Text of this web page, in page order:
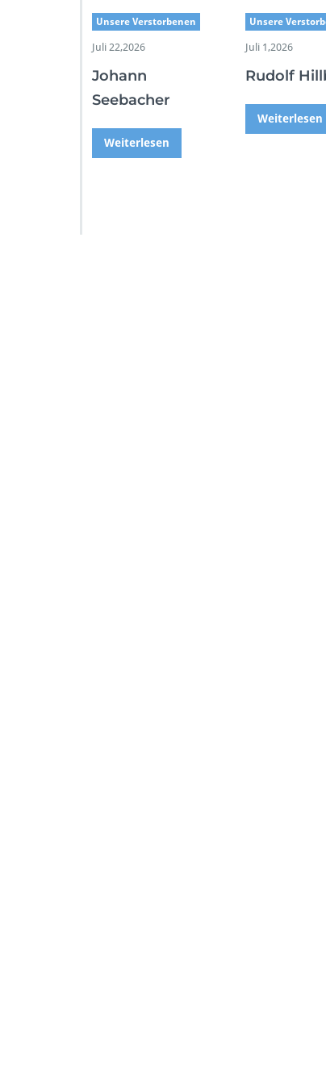
Unsere Verstorbenen
Juli 22,2026
Johann
Seebacher
Weiterlesen
Unsere
Juli 1,2026
Rudolf
Weiterlesen